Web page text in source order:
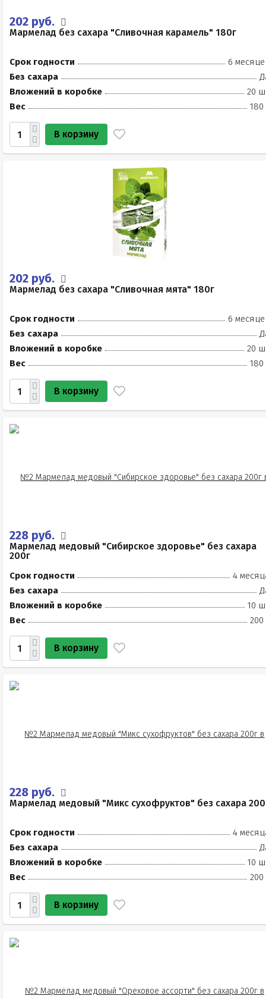
202 руб.
Мармелад без сахара "Сливочная карамель" 180г
Срок годности
6
Без сахара
Вложений в коробке
20
Вес
180
В корзину
202 руб.
Мармелад без сахара "Сливочная мята" 180г
Срок годности
6
Без сахара
Вложений в коробке
20
Вес
180
В корзину
228 руб.
Мармелад медовый "Сибирское здоровье" без сахара
200г
Срок годности
4
Без сахара
Вложений в коробке
10
Вес
200
В корзину
228 руб.
Мармелад медовый "Микс сухофруктов" без сахара
Срок годности
4
Без сахара
Вложений в коробке
10
Вес
200
В корзину